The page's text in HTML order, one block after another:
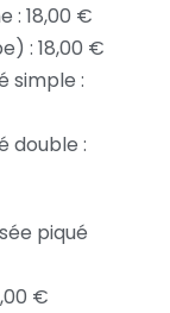
: 18,00 €
: 18,00 €
simple :
double :
piqué
€